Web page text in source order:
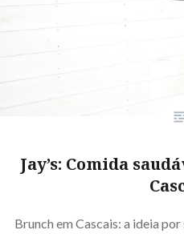
Jay’s: Comida
Brunch em Cascais: a ideia